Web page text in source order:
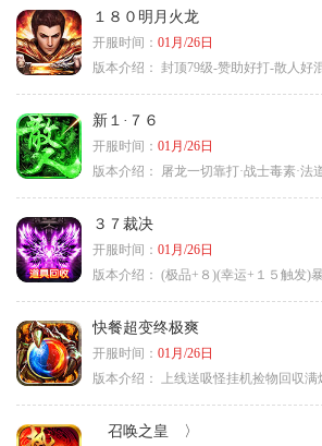
１８０明月火龙
开服时间： 01月/26日
版本介绍： 封顶79级-赞助好打-散人好
新１·７６
开服时间： 01月/26日
版本介绍：
屠龙一切靠打·战士毒素·法
３７裁决
开服时间： 01月/26日
版本介绍： (极品+８)(幸运+１５触发)
快餐超变终极爽
开服时间： 01月/26日
版本介绍：
上线送吸怪挂机捡物回収满
召唤之皇 〉